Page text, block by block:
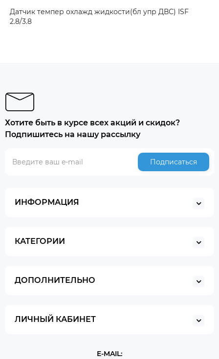
Датчик темпер охлажд жидкости(бл упр ДВС) ISF
2.8/3.8
Хотите быть в курсе всех акций и скидок?
Подпишитесь на нашу рассылку
Подписаться
ИНФОРМАЦИЯ
КАТЕГОРИИ
ДОПОЛНИТЕЛЬНО
ЛИЧНЫЙ КАБИНЕТ
E-MAIL: